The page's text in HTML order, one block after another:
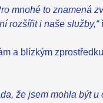
mnohé to znamená
rozšířit i naše služby,“
a blízkým
že jsem mohla být